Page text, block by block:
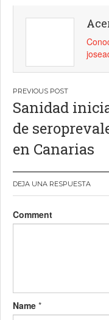
Navegación
de
entradas
Sanidad
de
en Canarias
DEJA UNA RESPUESTA
Comment
Name *